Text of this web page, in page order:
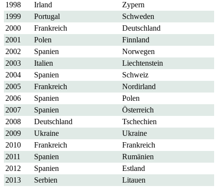
1998
Irland
Zypern
1999
Portugal
Schweden
2000
Frankreich
Deutschland
2001
Polen
Finnland
2002
Spanien
Norwegen
2003
Italien
Liechtenstein
2004
Spanien
Schweiz
2005
Frankreich
Nordirland
2006
Spanien
Polen
2007
Spanien
Österreich
2008
Deutschland
Tschechien
2009
Ukraine
Ukraine
2010
Frankreich
Frankreich
2011
Spanien
Rumänien
2012
Spanien
Estland
2013
Serbien
Litauen